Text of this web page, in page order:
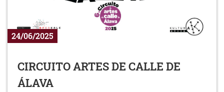
24/06/2025
CIRCUITO ARTES DE CALLE DE
ÁLAVA